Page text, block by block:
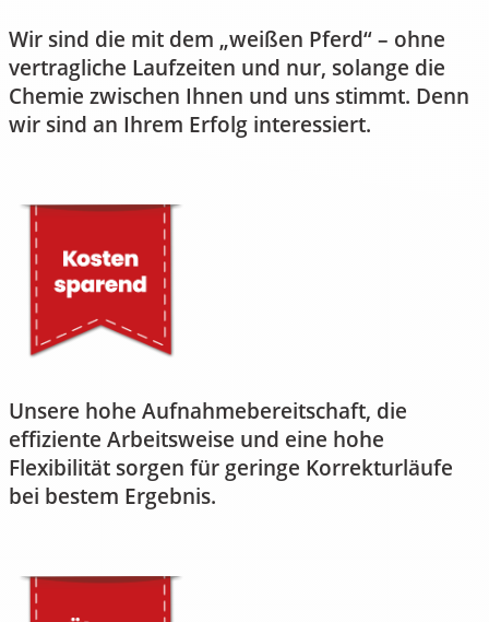
Wir sind die mit dem „weißen Pferd“ – ohne
vertragliche Laufzeiten und nur, solange die
Chemie zwischen Ihnen und uns stimmt. Denn
wir sind an Ihrem Erfolg interessiert.
Unsere hohe Aufnahmebereitschaft, die
effiziente Arbeitsweise und eine hohe
Flexibilität sorgen für geringe Korrekturläufe
bei bestem Ergebnis.